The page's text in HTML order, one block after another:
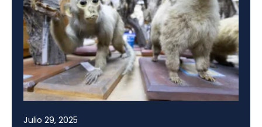
Julio 29, 2025